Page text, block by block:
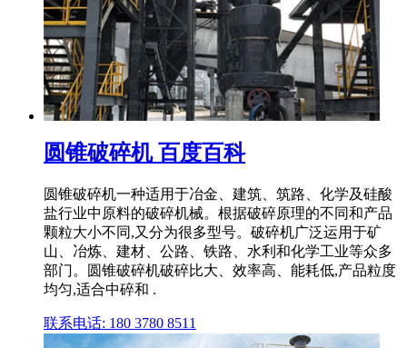
圆锥破碎机 百度百科
圆锥破碎机一种适用于冶金、建筑、筑路、化学及硅酸
盐行业中原料的破碎机械。根据破碎原理的不同和产品
颗粒大小不同,又分为很多型号。破碎机广泛运用于矿
山、冶炼、建材、公路、铁路、水利和化学工业等众多
部门。圆锥破碎机破碎比大、效率高、能耗低,产品粒度
均匀,适合中碎和 .
联系电话: 180 3780 8511